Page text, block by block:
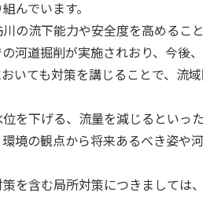
んでいます。
の流下能力や安全度を高めるこ
河道掘削が実施されおり、今後
いても対策を講じることで、流
を下げる、流量を減じるといっ
境の観点から将来あるべき姿や
を含む局所対策につきましては